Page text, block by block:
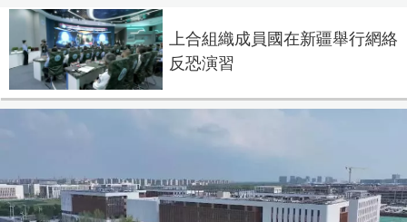
上合組織成員國在新疆舉行網絡
反恐演習